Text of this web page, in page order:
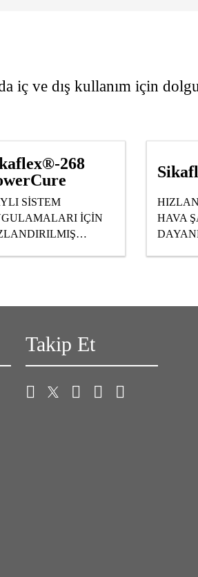
iç ve dış kullanım için
268
SİSTEM
İÇİN
HAVA
Takip Et